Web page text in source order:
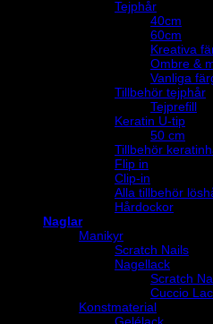
Tejphår
40cm
60cm
Kreativa
Ombre &
Vanliga
Tillbehör tejphår
Tejprefill
Keratin U-tip
50 cm
Tillbehör
Flip in
Clip-in
Alla tillbehör
Hårdockor
Naglar
Manikyr
Scratch Nails
Nagellack
Scratch
Cuccio
Konstmaterial